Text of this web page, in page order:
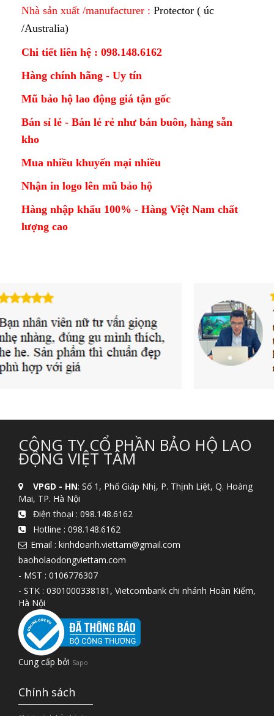
Nhà sản xuất /manufacturer : Protector ( úc
/Australia)
Chi tiết liên hệ : 098.148.6162
Hàng chính hãng - Uy tín
Mũ bảo hộ lao động giá tận gốc
Bán sỉ lẻ - Bán lẻ rẻ như bán buôn, hàng sẵn
kho
Mua nhiều khuyến mại nhiều
Nhận in logo lên mũ bảo hộ
Hàng nhập khẩu 100% - Hàng Việt Nam chất
lượng cao
CÔNG TY CỔ PHẦN BẢO HỘ LAO
ĐỘNG VIỆT TÂM
VPGD - HN: Số 1, Phố Giáp Nhị, P. Thịnh Liệt, Q. Hoàng
Mai, TP. Hà Nội
Điện thoại : 098.148.6162
Hotline : 098.148.6162
Email : kinhdoanh.viettam@gmail.com
baoholaodongviettam.com
- MST : 0106776307
- STK : 0301000338181, Vietcombank chi nhánh Hoàn Kiếm,
Hà Nội
Cung cấp bởi Sapo
Chính sách